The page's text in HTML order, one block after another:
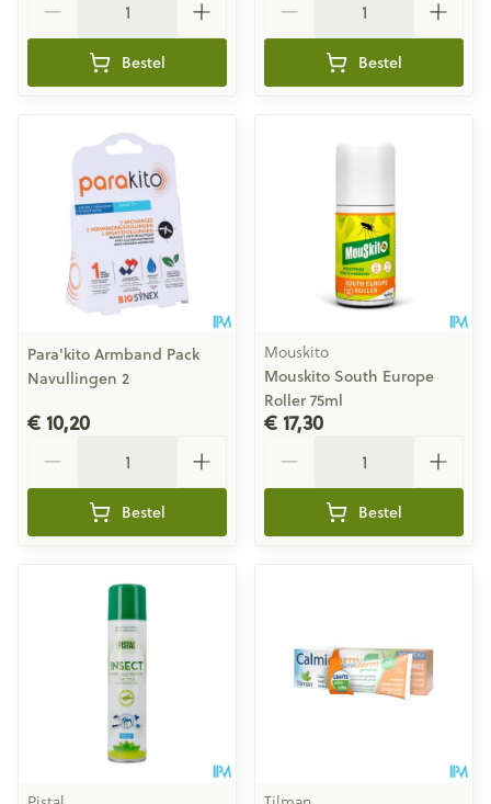
Bestel Bestel
Para'kito Armband Pack
Navullingen 2
€ 10,20
Bestel
Mouskito
Mouskito South Europe
Roller 75ml
€ 17,30
Bestel